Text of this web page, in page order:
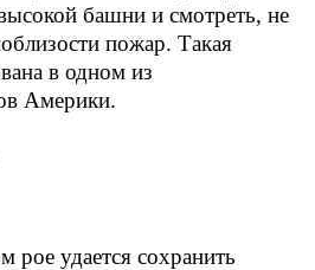
башни и смотреть, не
пожар. Такая
в одном из
Америки.
рое удается сохранить